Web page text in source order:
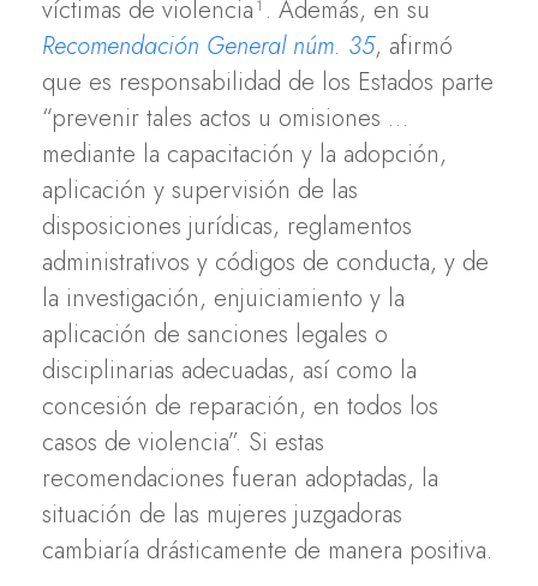
víctimas de violencia¹. Además, en su
Recomendación General núm. 35, afirmó
que es responsabilidad de los Estados parte
“prevenir tales actos u omisiones …
mediante la capacitación y la adopción,
aplicación y supervisión de las
disposiciones jurídicas, reglamentos
administrativos y códigos de conducta, y de
la investigación, enjuiciamiento y la
aplicación de sanciones legales o
disciplinarias adecuadas, así como la
concesión de reparación, en todos los
casos de violencia”. Si estas
recomendaciones fueran adoptadas, la
situación de las mujeres juzgadoras
cambiaría drásticamente de manera positiva.